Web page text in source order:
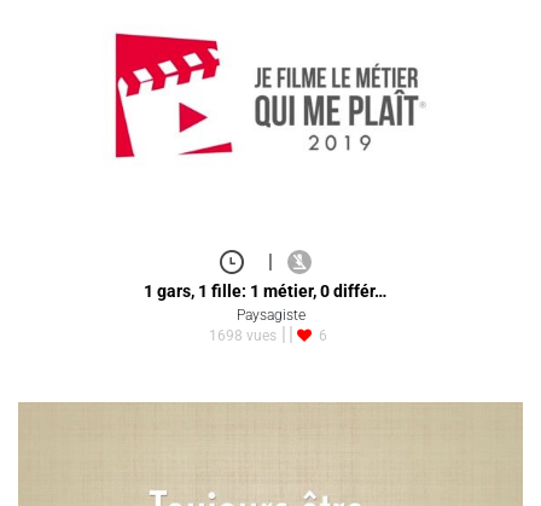
|
1 gars, 1 fille: 1 métier, 0 différ…
Paysagiste
1698 vues
6